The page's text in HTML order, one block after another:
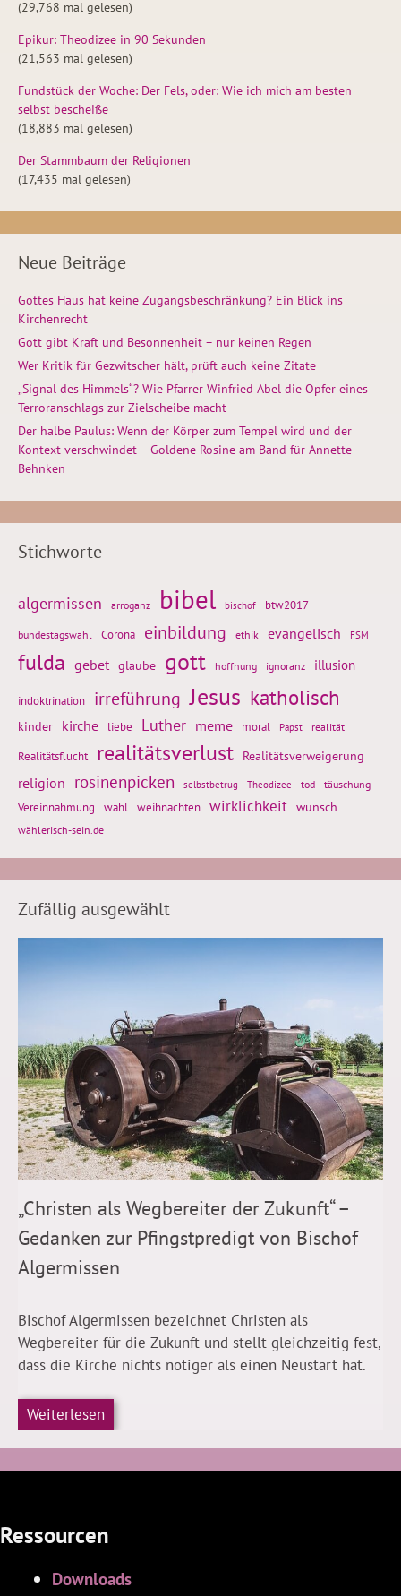
(29,768 mal gelesen)
Epikur: Theodizee in 90 Sekunden
(21,563 mal gelesen)
Fundstück der Woche: Der Fels, oder: Wie ich mich am besten
selbst bescheiße
(18,883 mal gelesen)
Der Stammbaum der Religionen
(17,435 mal gelesen)
Neue Beiträge
Gottes Haus hat keine Zugangsbeschränkung? Ein Blick ins
Kirchenrecht
Gott gibt Kraft und Besonnenheit – nur keinen Regen
Wer Kritik für Gezwitscher hält, prüft auch keine Zitate
„Signal des Himmels“? Wie Pfarrer Winfried Abel die Opfer eines
Terroranschlags zur Zielscheibe macht
Der halbe Paulus: Wenn der Körper zum Tempel wird und der
Kontext verschwindet – Goldene Rosine am Band für Annette
Behnken
Stichworte
algermissen arroganz bibel bischof btw2017
bundestagswahl Corona einbildung ethik evangelisch FSM
fulda gebet glaube gott hoffnung ignoranz illusion
indoktrination irreführung Jesus katholisch
kinder kirche liebe Luther meme moral Papst realität
Realitätsflucht realitätsverlust Realitätsverweigerung
religion rosinenpicken selbstbetrug Theodizee tod täuschung
Vereinnahmung wahl weihnachten wirklichkeit wunsch
wählerisch-sein.de
Zufällig ausgewählt
„Christen als Wegbereiter der Zukunft“ –
Gedanken zur Pfingstpredigt von Bischof
Algermissen
Bischof Algermissen bezeichnet Christen als
Wegbereiter für die Zukunft und stellt gleichzeitig fest,
dass die Kirche nichts nötiger als einen Neustart hat.
Weiterlesen
Ressourcen
Downloads